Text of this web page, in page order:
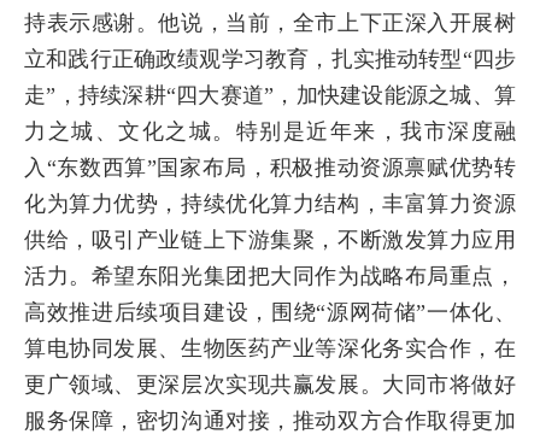
持表示感谢。他说，当前，全市上下正深入开展树
立和践行正确政绩观学习教育，扎实推动转型“四步
走”，持续深耕“四大赛道”，加快建设能源之城、算
力之城、文化之城。特别是近年来，我市深度融
入“东数西算”国家布局，积极推动资源禀赋优势转
化为算力优势，持续优化算力结构，丰富算力资源
供给，吸引产业链上下游集聚，不断激发算力应用
活力。希望东阳光集团把大同作为战略布局重点，
高效推进后续项目建设，围绕“源网荷储”一体化、
算电协同发展、生物医药产业等深化务实合作，在
更广领域、更深层次实现共赢发展。大同市将做好
服务保障，密切沟通对接，推动双方合作取得更加